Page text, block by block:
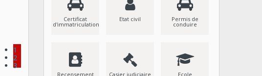
1
2
3
Certificat
d'immatriculation
Etat civil Permis de
conduire
Recensement Casier judiciaire Ecole